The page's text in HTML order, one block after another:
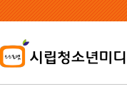
본
문
용
바
가